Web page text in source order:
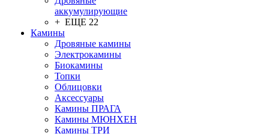
аккумулирующие
+ ЕЩЕ 22
Камины
Дровяные камины
Электрокамины
Биокамины
Топки
Облицовки
Аксессуары
Камины ПРАГА
Камины МЮНХЕН
Камины ТРИ